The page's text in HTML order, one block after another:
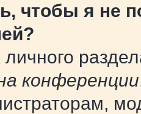
чтобы я не
личного
конференции